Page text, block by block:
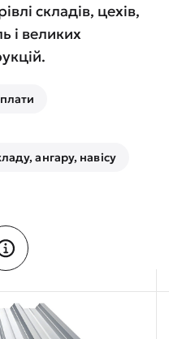
складів, цехів,
і великих
ангару, навісу